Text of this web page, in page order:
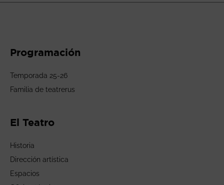
Programación
Temporada 25-26
Familia de teatrerus
El Teatro
Historia
Dirección artística
Espacios